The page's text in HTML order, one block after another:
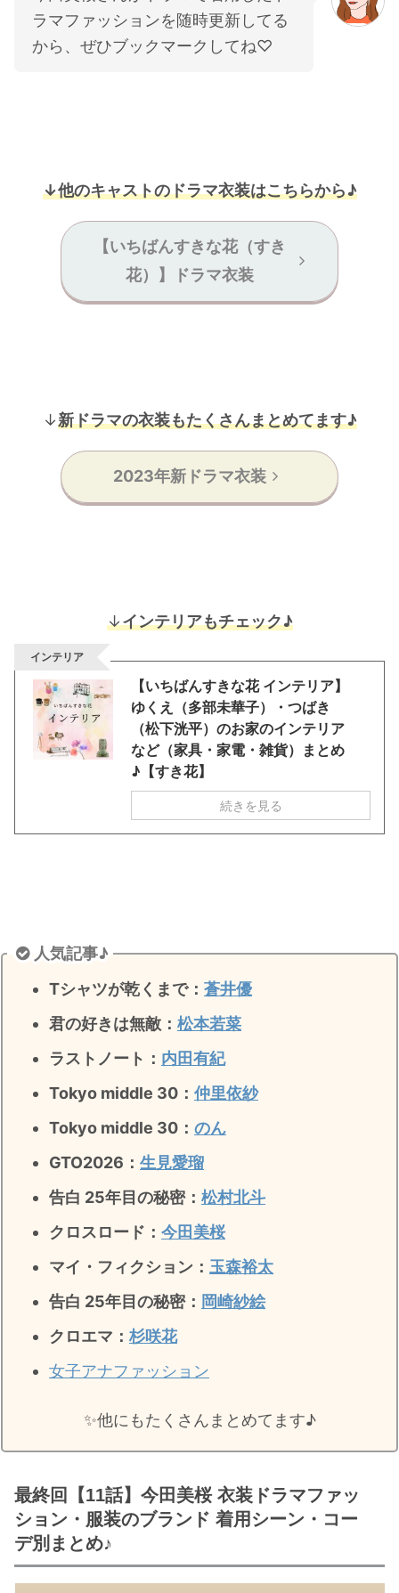
ラマファッションを随時更新してる
から、ぜひブックマークしてね♡
↓他のキャストのドラマ衣装はこちらから♪
【いちばんすきな花（すき
花）】ドラマ衣装
↓新ドラマの衣装もたくさんまとめてます♪
2023年新ドラマ衣装
↓インテリアもチェック♪
インテリア
【いちばんすきな花 インテリア】
ゆくえ（多部未華子）・つばき
（松下洸平）のお家のインテリア
など（家具・家電・雑貨）まとめ
♪【すき花】
続きを見る
人気記事♪
Tシャツが乾くまで： 蒼井優
君の好きは無敵 ： 松本若菜
ラストノート ： 内田有紀
Tokyo middle 30： 仲里依紗
Tokyo middle 30： のん
GTO2026： 生見愛瑠
告白 25年目の秘密： 松村北斗
クロスロード： 今田美桜
マイ・フィクション： 玉森裕太
告白 25年目の秘密： 岡崎紗絵
クロエマ： 杉咲花
女子アナファッション
✨️他にもたくさんまとめてます♪
最終回【11話】今田美桜 衣装ドラマファッ
ション・服装のブランド 着用シーン・コー
デ別まとめ♪